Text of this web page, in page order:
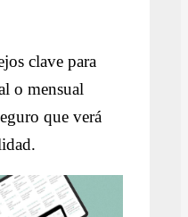
clave para
o mensual
que verá